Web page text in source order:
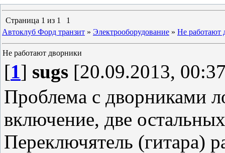
Страница 1 из 1
1
Автоклуб Форд транзит » Электрооборудование » Не работают
Не работают дворники
[1] sugs [20.09.2013,
Проблема с дворниками
включение, две
Переключятель (гитара)